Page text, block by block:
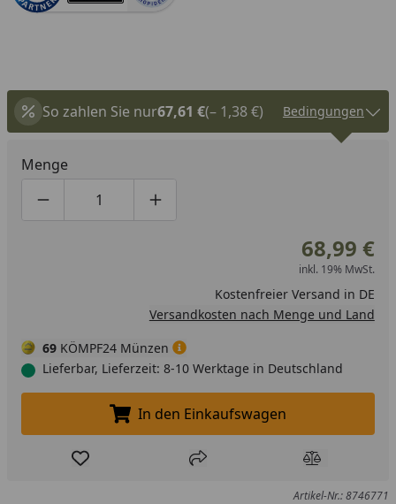
So zahlen Sie nur67,61 €(– 1,38 €) Bedingungen
Menge
Produktmenge um eins verringern
Produktmenge manuell eingeben
Produktmenge um eins erhöhen
68,99 €
inkl. 19% MwSt.
Kostenfreier Versand in DE
Versandkosten nach Menge und Land
69 KÖMPF24 Münzen
Lieferbar, Lieferzeit: 8-10 Werktage in Deutschland
In den Einkaufswagen legen
In den Einkaufswagen
Produkt zur Wunschliste hinzufügen
Teilen Produkt
Artikel-Nr.: 8746771